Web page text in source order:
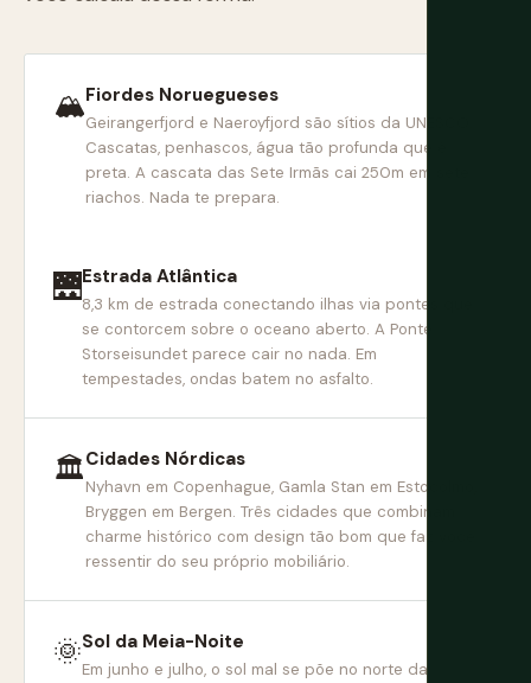
🏔Fiordes Noruegueses
Geirangerfjord e Naeroyfjord são sítios da UNESCO.
Cascatas, penhascos, água tão profunda que é
preta. A cascata das Sete Irmãs cai 250m em sete
riachos. Nada te prepara.
🌉Estrada Atlântica
8,3 km de estrada conectando ilhas via pontes que
se contorcem sobre o oceano aberto. A Ponte
Storseisundet parece cair no nada. Em
tempestades, ondas batem no asfalto.
🏛Cidades Nórdicas
Nyhavn em Copenhague, Gamla Stan em Estocolmo,
Bryggen em Bergen. Três cidades que combinam
charme histórico com design tão bom que faz você
ressentir do seu próprio mobiliário.
🌞Sol da Meia-Noite
Em junho e julho, o sol mal se põe no norte da